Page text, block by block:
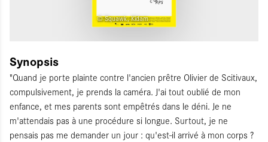
© Squawk, Kidam
Synopsis
"Quand je porte plainte contre l'ancien prêtre Olivier de Scitivaux,
compulsivement, je prends la caméra. J'ai tout oublié de mon
enfance, et mes parents sont empêtrés dans le déni. Je ne
m'attendais pas à une procédure si longue. Surtout, je ne
pensais pas me demander un jour : qu'est-il arrivé à mon corps ?